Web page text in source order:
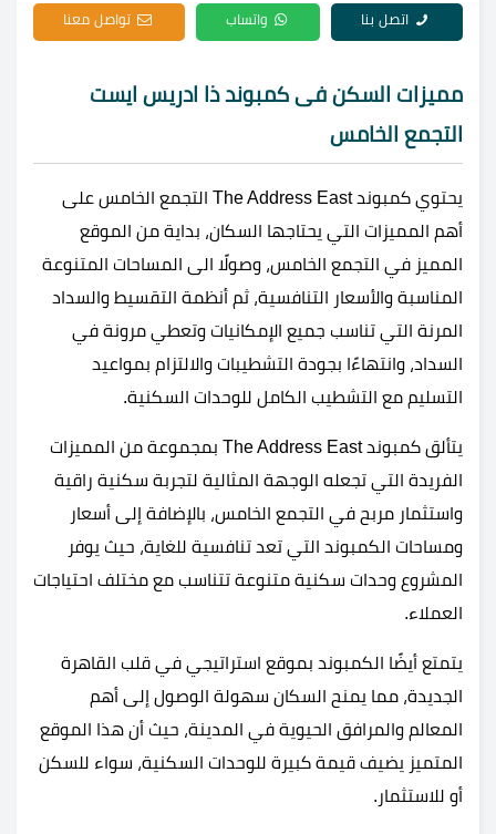
اتصل بنا واتساب تواصل معنا
مميزات السكن فى كمبوند ذا ادريس ايست
التجمع الخامس
يحتوي كمبوند The Address East التجمع الخامس على
أهم المميزات التي يحتاجها السكان، بداية من الموقع
المميز في التجمع الخامس، وصولًا الى المساحات المتنوعة
المناسبة والأسعار التنافسية، ثم أنظمة التقسيط والسداد
المرنة التي تناسب جميع الإمكانيات وتعطي مرونة في
السداد، وانتهاءًا بجودة التشطيبات والالتزام بمواعيد
التسليم مع التشطيب الكامل للوحدات السكنية.
يتألق كمبوند The Address East بمجموعة من المميزات
الفريدة التي تجعله الوجهة المثالية لتجربة سكنية راقية
واستثمار مربح في التجمع الخامس، بالإضافة إلى أسعار
ومساحات الكمبوند التي تعد تنافسية للغاية، حيث يوفر
المشروع وحدات سكنية متنوعة تتناسب مع مختلف احتياجات
العملاء.
يتمتع أيضًا الكمبوند بموقع استراتيجي في قلب القاهرة
الجديدة، مما يمنح السكان سهولة الوصول إلى أهم
المعالم والمرافق الحيوية في المدينة، حيث أن هذا الموقع
المتميز يضيف قيمة كبيرة للوحدات السكنية، سواء للسكن
أو للاستثمار.